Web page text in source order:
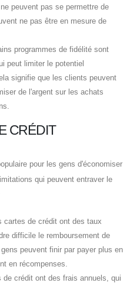
peuvent pas se permettre de
ne pas être en mesure de
programmes de fidélité sont
peut limiter le potentiel
signifie que les clients peuvent
de l'argent sur les achats
CRÉDIT
pour les gens d'économiser
qui peuvent entraver le
cartes de crédit ont des taux
difficile le remboursement de
peuvent finir par payer plus en
en récompenses.
crédit ont des frais annuels, qui